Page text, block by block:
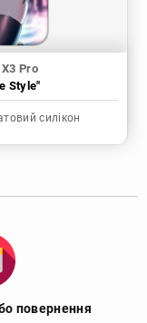
Pro
Style"
силікон
повернення